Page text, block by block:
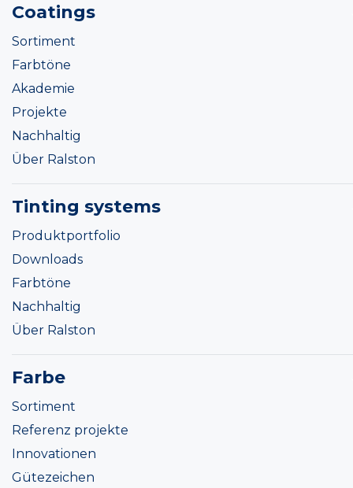
Coatings
Sortiment
Farbtöne
Akademie
Projekte
Nachhaltig
Über Ralston
Tinting systems
Produktportfolio
Downloads
Farbtöne
Nachhaltig
Über Ralston
Farbe
Sortiment
Referenz projekte
Innovationen
Gütezeichen